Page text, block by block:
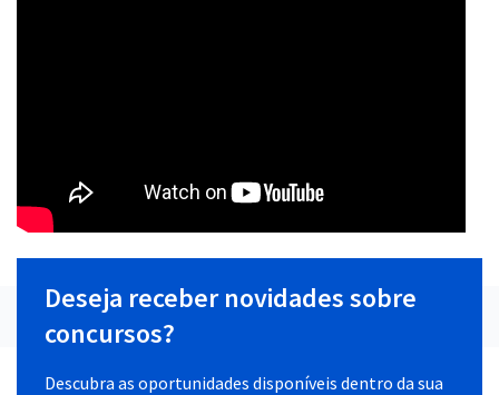
Deseja receber novidades sobre
concursos?
Descubra as oportunidades disponíveis dentro da sua